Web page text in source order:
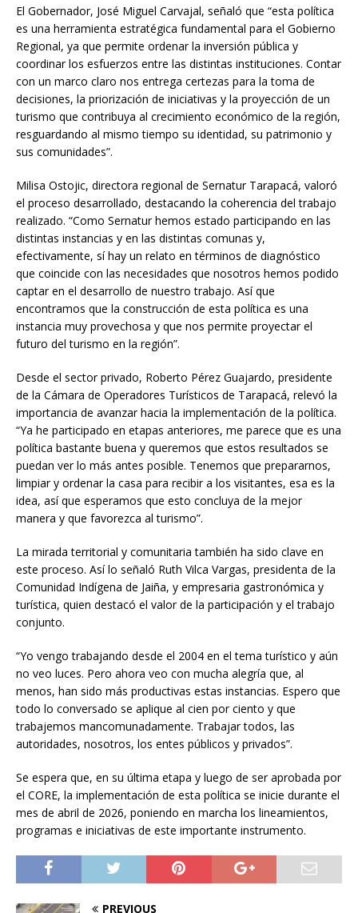
El Gobernador, José Miguel Carvajal, señaló que “esta política
es una herramienta estratégica fundamental para el Gobierno
Regional, ya que permite ordenar la inversión pública y
coordinar los esfuerzos entre las distintas instituciones. Contar
con un marco claro nos entrega certezas para la toma de
decisiones, la priorización de iniciativas y la proyección de un
turismo que contribuya al crecimiento económico de la región,
resguardando al mismo tiempo su identidad, su patrimonio y
sus comunidades”.
Milisa Ostojic, directora regional de Sernatur Tarapacá, valoró
el proceso desarrollado, destacando la coherencia del trabajo
realizado. “Como Sernatur hemos estado participando en las
distintas instancias y en las distintas comunas y,
efectivamente, sí hay un relato en términos de diagnóstico
que coincide con las necesidades que nosotros hemos podido
captar en el desarrollo de nuestro trabajo. Así que
encontramos que la construcción de esta política es una
instancia muy provechosa y que nos permite proyectar el
futuro del turismo en la región”.
Desde el sector privado, Roberto Pérez Guajardo, presidente
de la Cámara de Operadores Turísticos de Tarapacá, relevó la
importancia de avanzar hacia la implementación de la política.
“Ya he participado en etapas anteriores, me parece que es una
política bastante buena y queremos que estos resultados se
puedan ver lo más antes posible. Tenemos que prepararnos,
limpiar y ordenar la casa para recibir a los visitantes, esa es la
idea, así que esperamos que esto concluya de la mejor
manera y que favorezca al turismo”.
La mirada territorial y comunitaria también ha sido clave en
este proceso. Así lo señaló Ruth Vilca Vargas, presidenta de la
Comunidad Indígena de Jaiña, y empresaria gastronómica y
turística, quien destacó el valor de la participación y el trabajo
conjunto.
“Yo vengo trabajando desde el 2004 en el tema turístico y aún
no veo luces. Pero ahora veo con mucha alegría que, al
menos, han sido más productivas estas instancias. Espero que
todo lo conversado se aplique al cien por ciento y que
trabajemos mancomunadamente. Trabajar todos, las
autoridades, nosotros, los entes públicos y privados”.
Se espera que, en su última etapa y luego de ser aprobada por
el CORE, la implementación de esta política se inicie durante el
mes de abril de 2026, poniendo en marcha los lineamientos,
programas e iniciativas de este importante instrumento.
PREVIOUS